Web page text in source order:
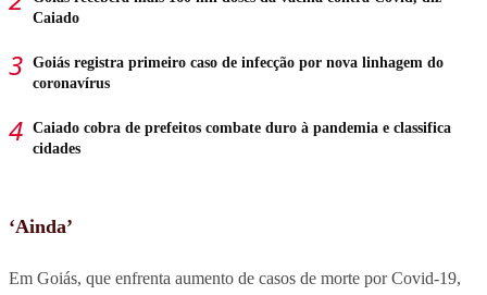
Caiado
Goiás registra primeiro caso de infecção por nova linhagem do
coronavírus
Caiado cobra de prefeitos combate duro à pandemia e classifica
cidades
‘Ainda’
Em Goiás, que enfrenta aumento de casos de morte por Covid-19,